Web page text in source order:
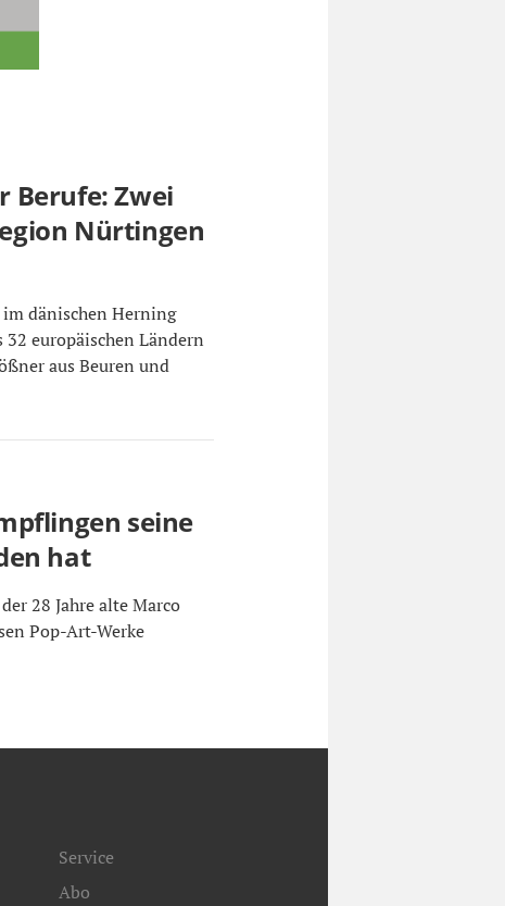
Berufe: Zwei
Nürtingen
dänischen Herning
europäischen Ländern
aus Beuren und
seine
hat
28 Jahre alte Marco
Pop-Art-Werke
Service
Abo